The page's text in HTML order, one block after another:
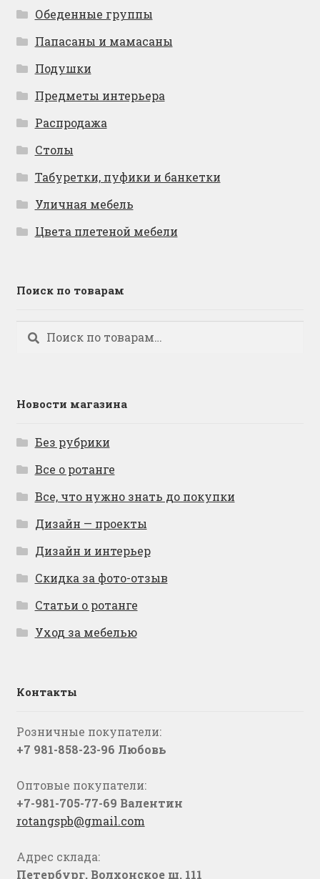
Обеденные группы
Папасаны и мамасаны
Подушки
Предметы интерьера
Распродажа
Столы
Табуретки, пуфики и банкетки
Уличная мебель
Цвета плетеной мебели
Поиск по товарам
Искать:
Поиск
Новости магазина
Без рубрики
Все о ротанге
Все, что нужно знать до покупки
Дизайн — проекты
Дизайн и интерьер
Скидка за фото-отзыв
Статьи о ротанге
Уход за мебелью
Контакты
Розничные покупатели:
+7 981-858-23-96 Любовь
Оптовые покупатели:
+7-981-705-77-69 Валентин
rotangspb@gmail.com
Адрес склада:
Петербург, Волхонское ш. 111